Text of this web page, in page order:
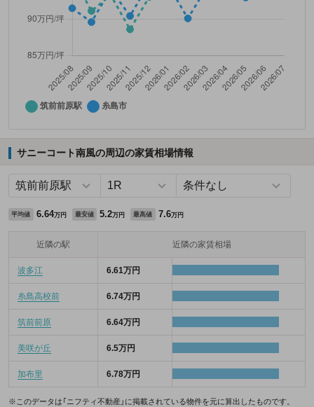
サニーコート南風の周辺の家賃相場情報
平均値 6.64万円 最安値 5.2万円 最高値 7.6万円
近隣の駅 近隣の家賃相場
波多江 6.61万円
糸島高校前 6.74万円
筑前前原 6.64万円
美咲が丘 6.5万円
加布里 6.78万円
※このデータは「ニフティ不動産」に掲載されている物件を元に算出したものです。